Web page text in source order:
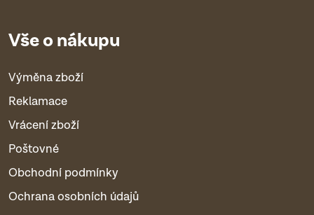
Vše o nákupu
Výměna zboží
Reklamace
Vrácení zboží
Poštovné
Obchodní podmínky
Ochrana osobních údajů